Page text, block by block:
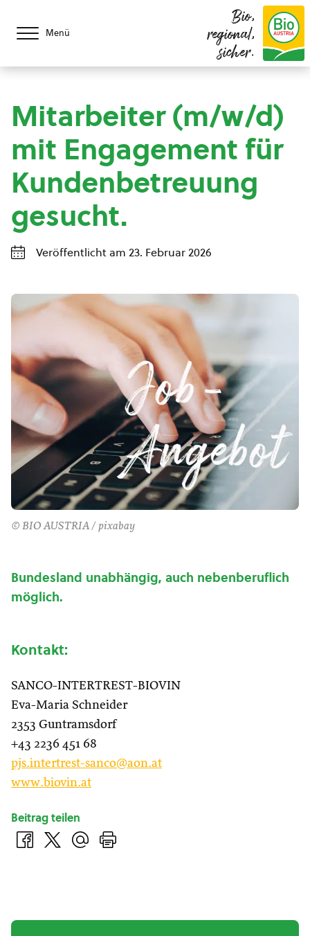
Menü
Bio,
regional,
sicher.
Mitarbeiter (m/w/d)
mit Engagement für
Kundenbetreuung
gesucht.
Veröffentlicht am 23. Februar 2026
© BIO AUSTRIA / pixabay
Bundesland unabhängig, auch nebenberuflich
möglich.
Kontakt:
SANCO-INTERTREST-BIOVIN
Eva-Maria Schneider
2353 Guntramsdorf
+43 2236 451 68
pjs.intertrest-sanco@aon.at
www.biovin.at
Beitrag teilen